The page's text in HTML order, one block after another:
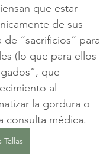
que estar
de sus
“sacrificios” para
(lo que para ellos
que
al
la gordura o
consulta médica.